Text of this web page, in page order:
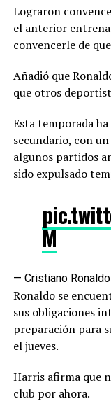
Lograron
el anterior
convencerle de
Añadió que
que otros
Esta temporada
secundario, con
algunos partidos
sido expulsado
M
— Cristiano
Ronaldo se
sus obligaciones
preparación para
el jueves.
Harris afirma que
club por ahora.